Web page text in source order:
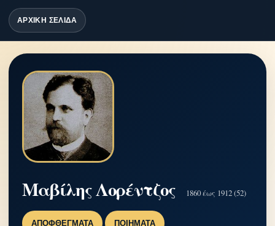
ΑΡΧΙΚΗ ΣΕΛΙΔΑ
Μαβίλης Λορέντζος 1860 έως 1912 (52)
ΑΠΟΦΘΈΓΜΑΤΑ ΠΟΙΉΜΑΤΑ